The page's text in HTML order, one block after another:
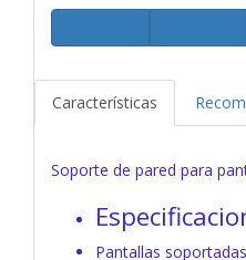
Características
Soporte de pared para
Pantallas